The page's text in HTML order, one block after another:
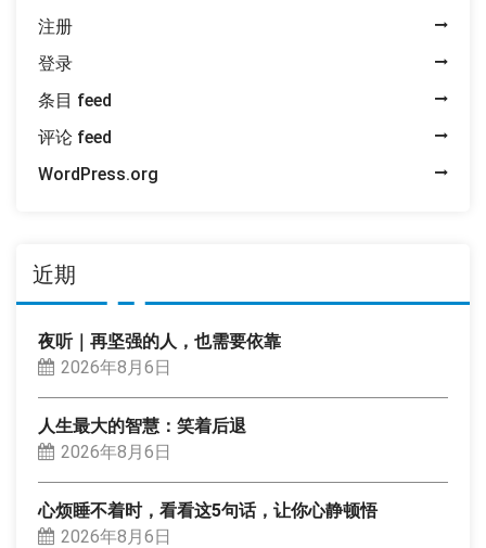
注册
登录
条目 feed
评论 feed
WordPress.org
近期
夜听｜再坚强的人，也需要依靠
2026年8月6日
人生最大的智慧：笑着后退
2026年8月6日
心烦睡不着时，看看这5句话，让你心静顿悟
2026年8月6日